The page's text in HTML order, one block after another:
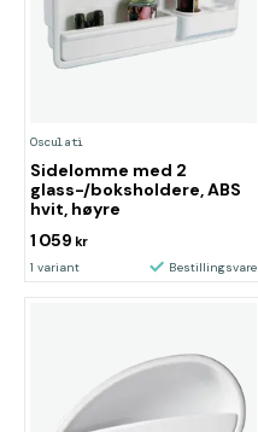
Osculati
Sidelomme med 2
glass-/boksholdere, ABS
hvit, høyre
1 059 kr
1 variant Bestillingsvare